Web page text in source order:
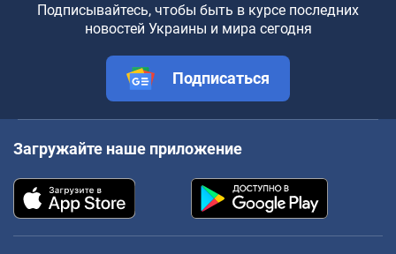
Подписывайтесь, чтобы быть в курсе последних
новостей Украины и мира сегодня
Подписаться
Загружайте наше приложение